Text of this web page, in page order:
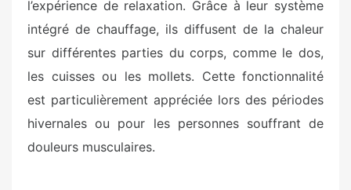
l’expérience de relaxation. Grâce à leur système
intégré de chauffage, ils diffusent de la chaleur
sur différentes parties du corps, comme le dos,
les cuisses ou les mollets. Cette fonctionnalité
est particulièrement appréciée lors des périodes
hivernales ou pour les personnes souffrant de
douleurs musculaires.